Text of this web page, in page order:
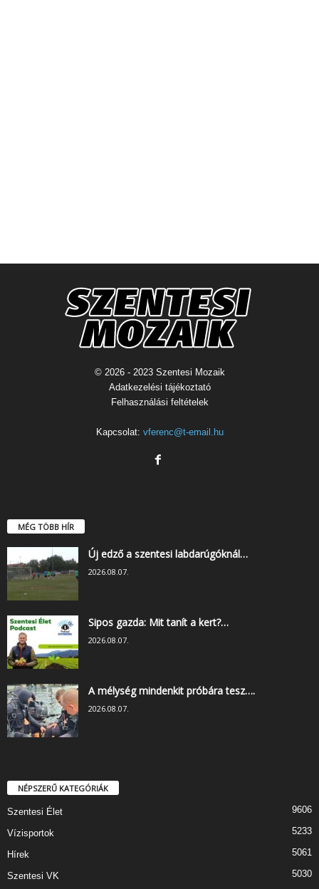
© 2026 - 2023 Szentesi Mozaik
Adatkezelési tájékoztató
Felhasználási feltételek
Kapcsolat: vferenc@t-email.hu
MÉG TÖBB HÍR
Új edző a szentesi labdarúgóknál…
2026.08.07.
Sipos gazda: Mit tanít a kert?…
2026.08.07.
A mélység mindenkit próbára tesz….
2026.08.07.
NÉPSZERŰ KATEGÓRIÁK
Szentesi Élet 9606
Vízisportok 5233
Hírek 5061
Szentesi VK 5030